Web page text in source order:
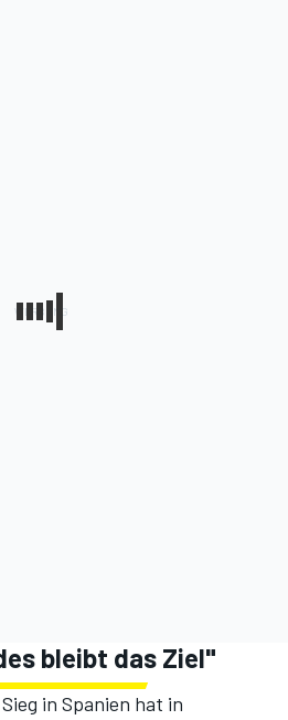
bleibt das Ziel"
in Spanien hat in